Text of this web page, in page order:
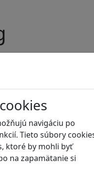
navigáciu po
Tieto súbory
ktoré by mohli byť
na zapamätanie si